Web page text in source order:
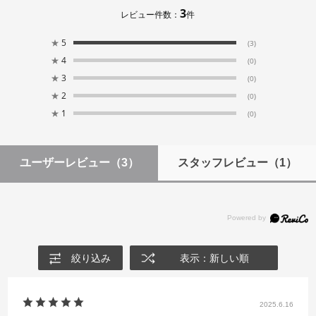
レビュー件数：3件
★ 5 (3)
★ 4 (0)
★ 3 (0)
★ 2 (0)
★ 1 (0)
ユーザーレビュー （3） スタッフレビュー（1）
絞り込み 表示：新しい順
2025.6.16